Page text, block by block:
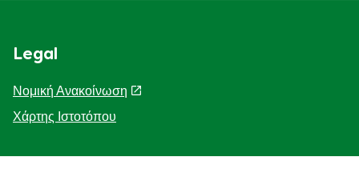
Legal
Νομική Ανακοίνωση
Χάρτης Ιστοτόπου